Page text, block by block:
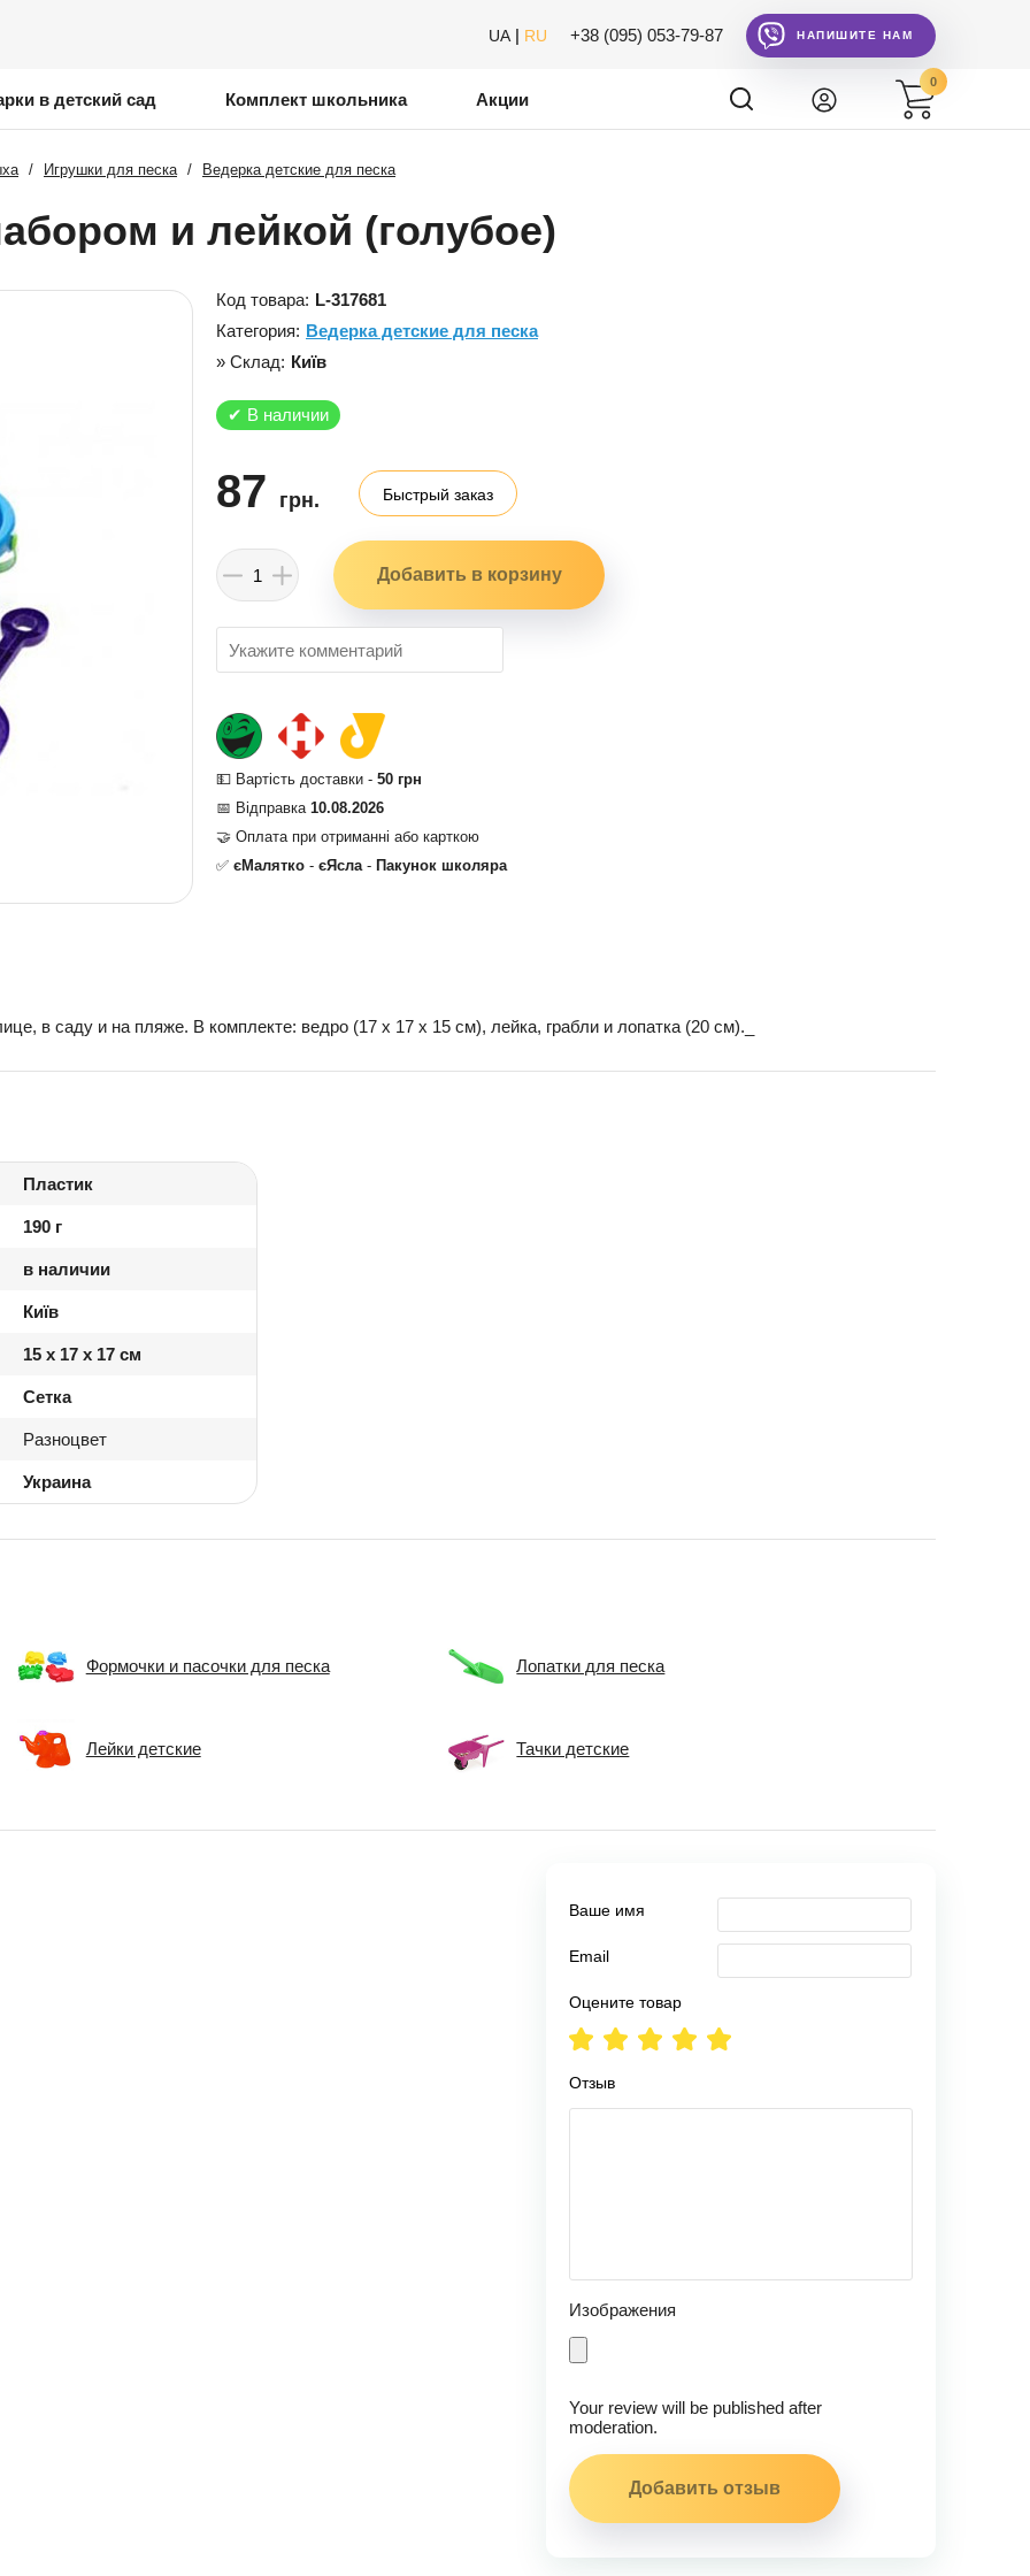
UA | RU +38 (095) 053-79-87 НАПИШИТЕ НАМ
в детский сад Комплект школьника Акции
0
/ Игрушки для песка / Ведерка детские для песка
и лейкой (голубое)
Код товара: L-317681
Категория: Ведерка детские для песка
» Склад: Київ
✔ В наличии
87 грн. Быстрый заказ
💵 Вартість доставки - 50 грн
📅 Відправка 10.08.2026
🤝 Оплата при отриманні або карткою
✅ єМалятко - єЯсла- Пакунок школяра
в саду и на пляже. В комплекте: ведро (17 х 17 х 15 см), лейка, грабли и лопатка (20 см)._
Пластик
190 г
в наличии
Київ
15 x 17 x 17 см
Сетка
Разноцвет
Украина
Формочки и пасочки для песка Лопатки для песка
Лейки детские Тачки детские
Ваше имя
Email
Оцените товар
Отзыв
Изображения
Your review will be published after
moderation.